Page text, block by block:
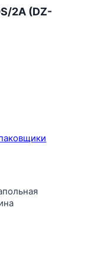
2A (DZ-